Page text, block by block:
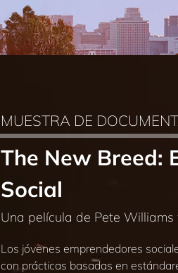
MUESTRA DE
The New Breed:
Social
Una película de Pete Williams
Los jóvenes emprendedores
con prácticas basadas en